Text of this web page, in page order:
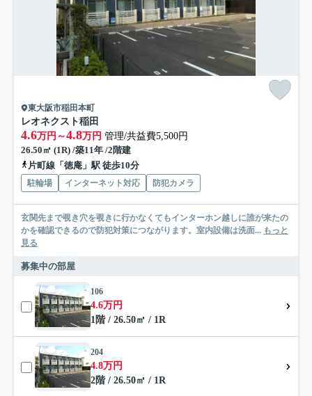
東大阪市稲田本町
レオネクスト稲田
4.6万円～4.8万円 管理/共益費5,500円
26.50㎡ (1R) /築11年 /2階建
片町線「徳庵」駅 徒歩10分
駐輪場 インターネット対応 防犯カメラ
玄関先まで覗き穴を覗きに行かなくてもインターホン越しに誰が来たの
かを確認できるので防犯対策につながります。室内設備は洗面... もっと
見る
募集中の部屋
106
4.6万円
1階 / 26.50㎡ / 1R
204
4.8万円
2階 / 26.50㎡ / 1R